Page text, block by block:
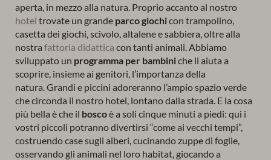
aperta, in mezzo alla natura. Proprio accanto al nostro
hotel trovate un grande parco giochicon trampolino,
casetta dei giochi, scivolo, altalene e sabbiera, oltre alla
nostra fattoria didattica con tanti animali. Abbiamo
sviluppato un programma per bambiniche li aiuta a
scoprire, insieme ai genitori, l’importanza della
natura. Grandi e piccini adoreranno l’ampio spazio verde
che circonda il nostro hotel, lontano dalla strada. E la cosa
più bella è che il boscoè a soli cinque minuti a piedi: qui i
vostri piccoli potranno divertirsi “come ai vecchi tempi”,
costruendo case sugli alberi, cucinando zuppe di foglie,
osservando gli animali nel loro habitat, giocando a